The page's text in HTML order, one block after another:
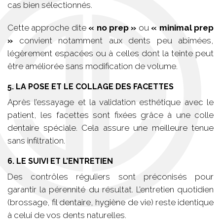
cas bien sélectionnés.
Cette approche dite « no prep » ou « minimal prep
» convient notamment aux dents peu abîmées,
légèrement espacées ou à celles dont la teinte peut
être améliorée sans modification de volume.
5. LA POSE ET LE COLLAGE DES FACETTES
Après l’essayage et la validation esthétique avec le
patient, les facettes sont fixées grâce à une colle
dentaire spéciale. Cela assure une meilleure tenue
sans infiltration.
6. LE SUIVI ET L’ENTRETIEN
Des contrôles réguliers sont préconisés pour
garantir la pérennité du résultat. L’entretien quotidien
(brossage, fil dentaire, hygiène de vie) reste identique
à celui de vos dents naturelles.